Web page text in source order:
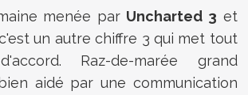
menée par Uncharted 3 et
un autre chiffre 3 qui met tout
Raz-de-marée grand
aidé par une communication